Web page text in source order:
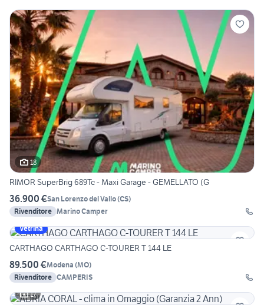
18
RIMOR SuperBrig 689Tc - Maxi Garage - GEMELLATO (G
36.900 €San Lorenzo del Vallo(CS)
Rivenditore Marino Camper
Vetrina
CARTHAGO CARTHAGO C-TOURER T 144 LE
89.500 €Modena (MO)
Rivenditore CAMPERIS
17